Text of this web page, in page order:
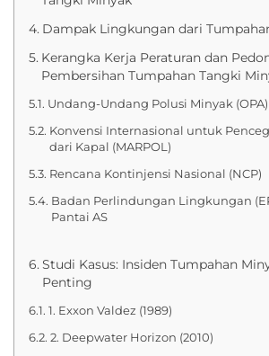
Dampak Lingkungan dari
Kerangka Kerja Peraturan dan
Pembersihan Tumpahan Tangki
Undang-Undang Polusi Minyak
Konvensi Internasional untuk
dari Kapal (MARPOL)
Rencana Kontinjensi Nasional (NCP)
Badan Perlindungan Lingkungan
Pantai AS
Studi Kasus: Insiden Tumpahan
Penting
1. Exxon Valdez (1989)
2. Deepwater Horizon (2010)